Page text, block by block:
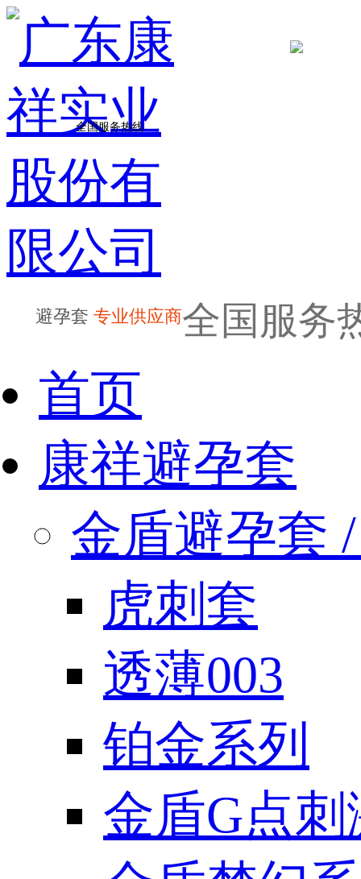
避孕套 专业供应商全国服务
首页
康祥避孕套
金盾避孕套
虎刺套
透薄003
铂金系列
金盾G点
全国服务热线